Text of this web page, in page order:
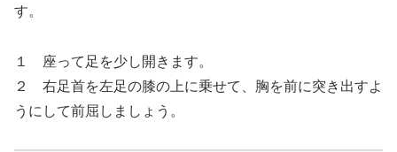
す。
１ 座って足を少し開きます。
２ 右足首を左足の膝の上に乗せて、胸を前に突き出すよ
うにして前屈しましょう。